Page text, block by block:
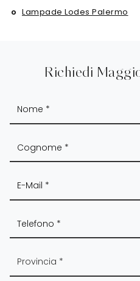
Lampade Lodes Palermo
Richiedi